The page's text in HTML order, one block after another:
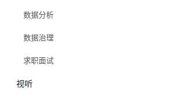
数据分析
数据治理
求职面试
视听
#aml反洗钱图神经网络